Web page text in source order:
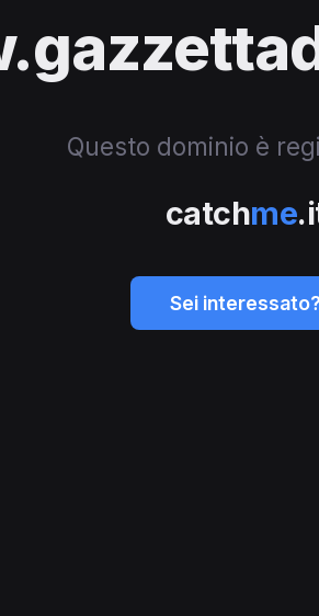
Questo dominio è
catchme
Sei interessato?